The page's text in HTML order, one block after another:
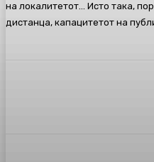
на локалитетот… Исто така,
дистанца, капацитетот на